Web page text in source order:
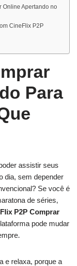
Online Apertando no
CineFlix P2P
Para
assistir seus
dia, sem depender
Se você é
de séries,
P2P Comprar
pode mudar
e relaxa, porque a